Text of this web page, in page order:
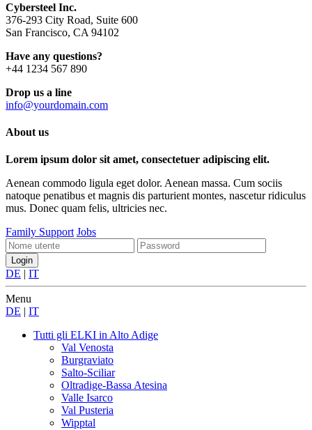
Cybersteel Inc.
376-293 City Road, Suite 600
San Francisco, CA 94102
Have any questions?
+44 1234 567 890
Drop us a line
info@yourdomain.com
About us
Lorem ipsum dolor sit amet, consectetuer adipiscing elit.
Aenean commodo ligula eget dolor. Aenean massa. Cum sociis
natoque penatibus et magnis dis parturient montes, nascetur ridiculus
mus. Donec quam felis, ultricies nec.
Family Support Jobs
DE | IT
Menu
DE | IT
Tutti gli ELKI in Alto Adige
Val Venosta
Burgraviato
Salto-Sciliar
Oltradige-Bassa Atesina
Valle Isarco
Val Pusteria
Wipptal